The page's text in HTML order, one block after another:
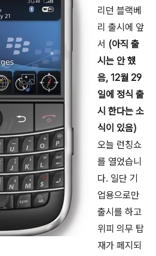
리던 블랙베
리 출시에 앞
서 (아직 출
시는 안 했
음, 12월 29
일에 정식 출
시 한다는 소
식이 있음)
오늘 런칭쇼
를 열었습니
다. 일단 기
업용으로만
출시를 하고
위피 의무 탑
재가 페지되